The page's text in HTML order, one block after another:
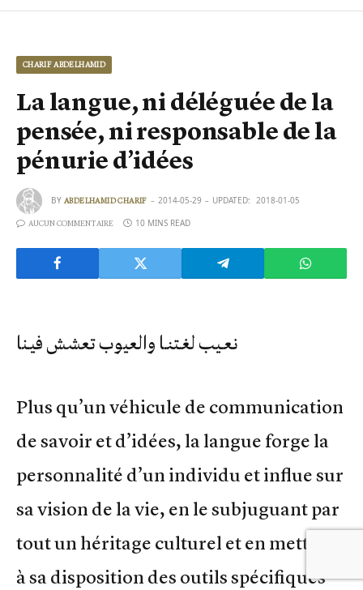
CHARIF ABDELHAMID
La langue, ni déléguée de la
pensée, ni responsable de la
pénurie d’idées
BY ABDELHAMID CHARIF 2014-05-29 UPDATED: 2018-01-05
AUCUN COMMENTAIRE 10 MINS READ
نعـيب لغـتنـا والعيوب تعشش فيـنا
Plus qu’un véhicule de communication
de savoir et d’idées, la langue forge la
personnalité d’un individu et influe sur
sa vision de la vie, en le subjuguant par
tout un héritage culturel et en mettant
à sa disposition des outils spécifiques